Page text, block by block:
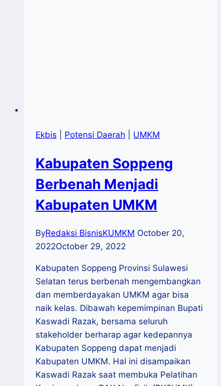
Ekbis Potensi Daerah UMKM
Kabupaten Soppeng
Berbenah Menjadi
Kabupaten UMKM
ByRedaksi BisnisKUMKM October 20,
2022October 29, 2022
Kabupaten Soppeng Provinsi Sulawesi
Selatan terus berbenah mengembangkan
dan memberdayakan UMKM agar bisa
naik kelas. Dibawah kepemimpinan Bupati
Kaswadi Razak, bersama seluruh
stakeholder berharap agar kedepannya
Kabupaten Soppeng dapat menjadi
Kabupaten UMKM. Hal ini disampaikan
Kaswadi Razak saat membuka Pelatihan